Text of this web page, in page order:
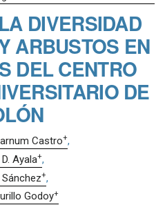
DIVERSIDAD
ARBUSTOS EN
DEL CENTRO
DE
Castro+
Ayala+
+
Godoy+